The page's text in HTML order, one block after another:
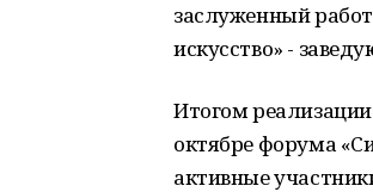
заслуженный
искусство» -
Итогом
октябре форума
активные